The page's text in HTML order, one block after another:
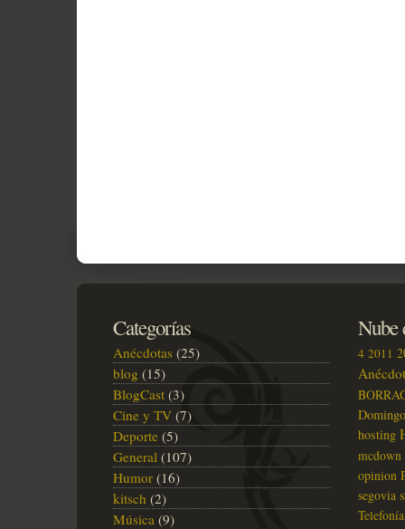
Categorías
Anécdotas (25)
blog (15)
BlogCast (3)
Cine y TV (7)
Deporte (5)
General (107)
Humor (16)
kitsch (2)
Música (9)
Nube
4 2011
Domingo
hosting
mcdown
opinion
segovia
Telefonía